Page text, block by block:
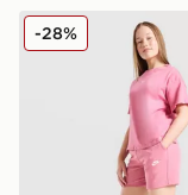
Nike
-28%